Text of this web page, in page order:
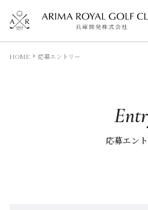
HOME 応募エントリー
応募エン